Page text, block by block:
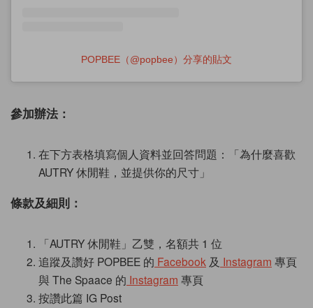
POPBEE（@popbee）分享的貼文
參加辦法：
在下方表格填寫個人資料並回答問題：「為什麼喜歡
AUTRY 休閒鞋，並提供你的尺寸 」
條款及細則：
「AUTRY 休閒鞋」乙雙 ，名額共 1 位
追蹤及讚好 POPBEE 的 Facebook 及 Instagram 專頁
與 The Spaace 的 Instagram 專頁
按讚此篇 IG Post